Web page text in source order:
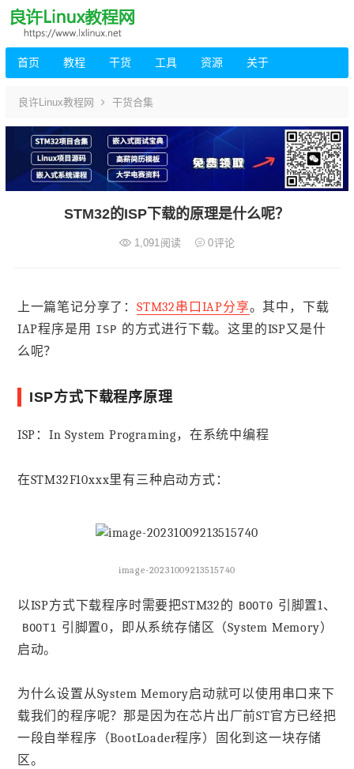
首页 教程 干货 工具 资源 关于
良许Linux教程网 干货合集
STM32的ISP下载的原理是什么呢？
1,091 阅读 0评论
上一篇笔记分享了： STM32串口IAP分享。其中，下载
IAP程序是用
ISP 的方式进行下载。这里的ISP又是什
么呢？
ISP方式下载程序原理
ISP：In System Programing，在系统中编程
在STM32F10xxx里有三种启动方式：
image-20231009213515740
以ISP方式下载程序时需要把STM32的 BOOT0 引脚置1、
BOOT1
引脚置0，即从系统存储区（System Memory）
启动。
为什么设置从System Memory启动就可以使用串口来下
载我们的程序呢？那是因为在芯片出厂前ST官方已经把
一段自举程序（BootLoader程序）固化到这一块存储
区。